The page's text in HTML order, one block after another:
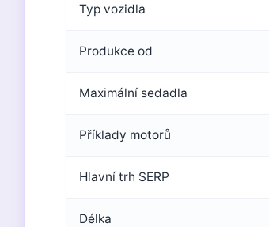
Typ vozidla
Produkce od
Maximální sedadla
Příklady motorů
Hlavní trh SERP
Délka